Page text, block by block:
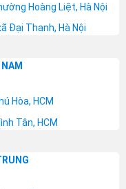
Hoàng Liệt, Hà Nội
Đại Thanh, Hà Nội
Hòa, HCM
Tân, HCM